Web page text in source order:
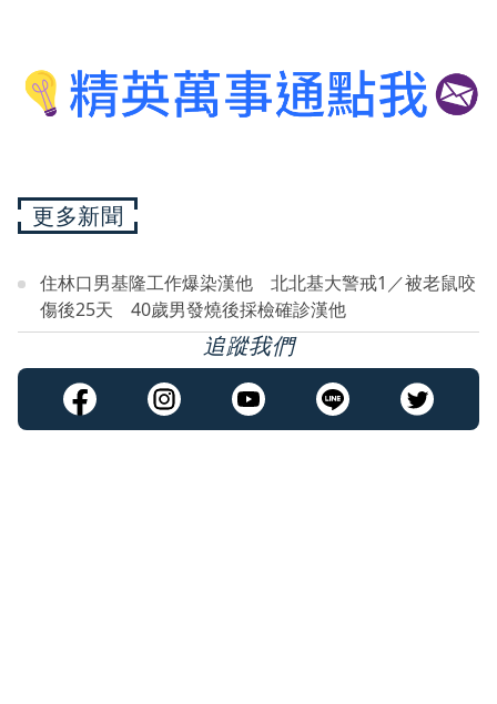
更多新聞
住林口男基隆工作爆染漢他 北北基大警戒1／被老鼠咬
傷後25天 40歲男發燒後採檢確診漢他
追蹤我們